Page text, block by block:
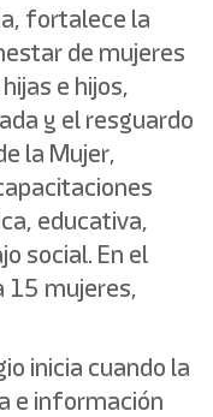
fortalece la
de mujeres
e hijos,
y el resguardo
la Mujer,
educativa,
social. En el
15 mujeres,
inicia cuando la
e información